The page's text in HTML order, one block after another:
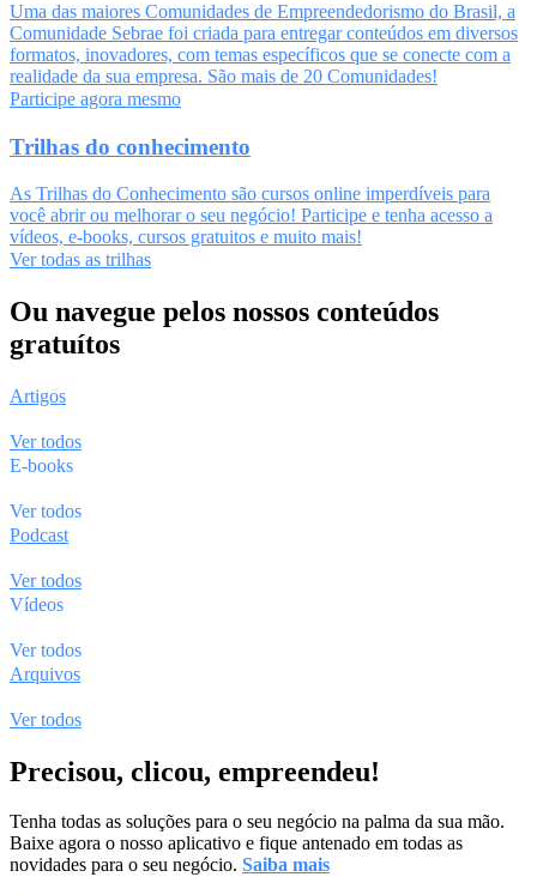
Uma das maiores Comunidades de Empreendedorismo do Brasil, a
Comunidade Sebrae foi criada para entregar conteúdos em diversos
formatos, inovadores, com temas específicos que se conecte com a
realidade da sua empresa. São mais de 20 Comunidades!
Participe agora mesmo
Trilhas do conhecimento
As Trilhas do Conhecimento são cursos online imperdíveis para
você abrir ou melhorar o seu negócio! Participe e tenha acesso a
vídeos, e-books, cursos gratuitos e muito mais!
Ver todas as trilhas
Ou navegue pelos nossos conteúdos
gratuítos
Artigos
Ver todos
E-books
Ver todos
Podcast
Ver todos
Vídeos
Ver todos
Arquivos
Ver todos
Precisou, clicou, empreendeu!
Tenha todas as soluções para o seu negócio na palma da sua mão.
Baixe agora o nosso aplicativo e fique antenado em todas as
novidades para o seu negócio. Saiba mais